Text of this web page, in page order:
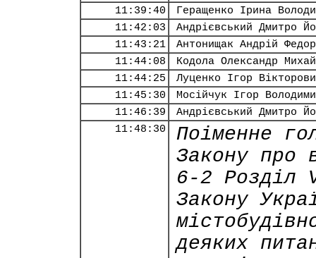
11:39:40
Геращенко Ірина
11:42:03
Андрієвський Дмитро
11:43:21
Антонищак Андрій
11:44:08
Кодола Олександр
11:44:25
Луценко Ігор
11:45:30
Мосійчук Ігор
11:46:39
Андрієвський Дмитро
11:48:30
Поіменне
Закону про
6-2 Розділ
Закону
деяких